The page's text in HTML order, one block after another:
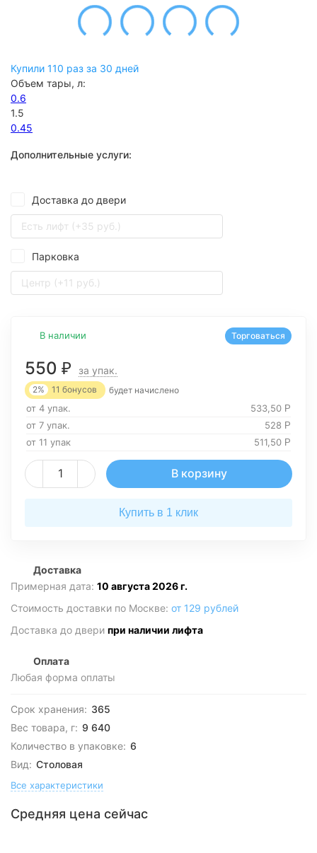
Купили 110 раз за 30 дней
Объем тары, л:
0.6
1.5
0.45
Дополнительные услуги:
Доставка до двери
Есть лифт (+35 руб.)
Парковка
Центр (+11 руб.)
В наличии
550 ₽ за упак.
2% 11 бонусов будет начислено
от 4 упак. 533,50 Р
от 7 упак. 528 Р
от 11 упак 511,50 Р
В корзину
Купить в 1 клик
Торговаться
Доставка
Примерная дата: 10 августа 2026 г.
Стоимость доставки по Москве: от 129 рублей
Доставка до двери при наличии лифта
Оплата
Любая форма оплаты
Срок хранения: 365
Вес товара, г: 9 640
Количество в упаковке: 6
Вид: Столовая
Все характеристики
Средняя цена сейчас